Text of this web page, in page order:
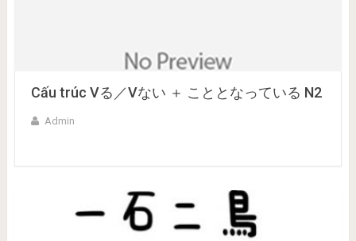
Cấu trúc Vる／Vない ＋ こととなっている N2
Admin